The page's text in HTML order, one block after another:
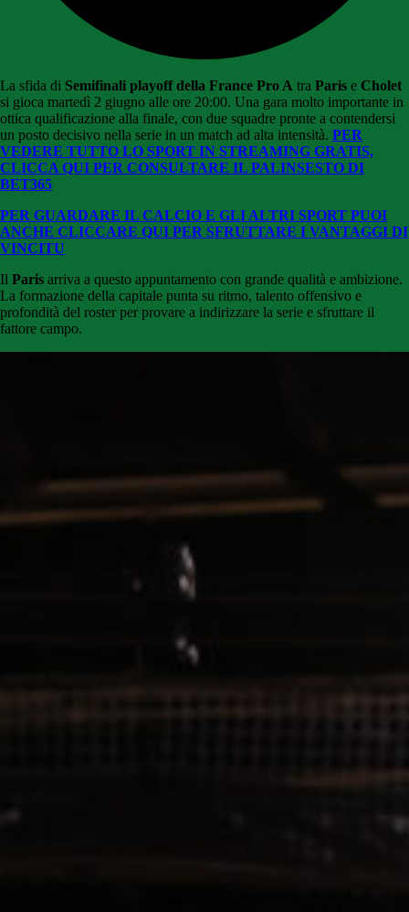
La sfida di Semifinali playoff della France Pro A tra Paris e Cholet
si gioca martedì 2 giugno alle ore 20:00. Una gara molto importante in
ottica qualificazione alla finale, con due squadre pronte a contendersi
un posto decisivo nella serie in un match ad alta intensità. PER
VEDERE TUTTO LO SPORT IN STREAMING GRATIS,
CLICCA QUI PER CONSULTARE IL PALINSESTO DI
BET365
PER GUARDARE IL CALCIO E GLI ALTRI SPORT PUOI
ANCHE CLICCARE QUI PER SFRUTTARE I VANTAGGI DI
VINCITU
Il Paris arriva a questo appuntamento con grande qualità e ambizione.
La formazione della capitale punta su ritmo, talento offensivo e
profondità del roster per provare a indirizzare la serie e sfruttare il
fattore campo.